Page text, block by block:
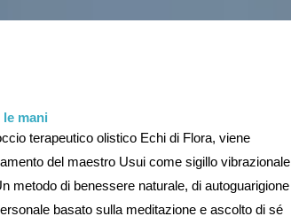
mani
terapeutico olistico Echi di Flora, viene
del maestro Usui come sigillo vibrazionale
metodo di benessere naturale, di autoguarigione
basato sulla meditazione e ascolto di sé